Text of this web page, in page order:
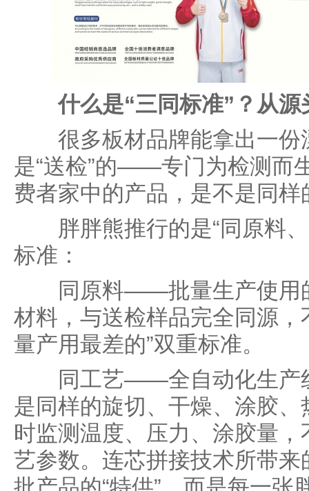
什么是“三同标准”？从
很多板材品牌能拿出一份
是“送检”的——专门为检测而
费者家中的产品，是不是同
胖胖熊推行的是“同原料、
标准：
同原料——批量生产使用
材料，与送检样品完全同源，
量产用最差的”双重标准。
同工艺——全自动化生产
是同样的旋切、干燥、涂胶
时监测温度、压力、涂胶量
艺参数。连芯拼接技术所带